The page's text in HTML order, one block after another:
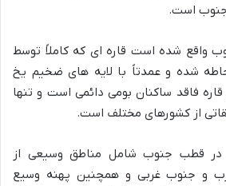
است.
واقع شده است قاره ای که کاملاً توسط
شده و عمدتاً با لایه های ضخیم یخ
فاقد ساکنان بومی دائمی است و تنها
از کشورهای مختلف است.
در قطب جنوب شامل مناطق وسیعی از
و جنوب غربی و همچنین پهنه وسیع